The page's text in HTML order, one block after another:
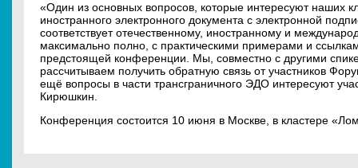
«Один из основных вопросов, которые интересуют наших
иностранного электронного документа с электронной
соответствует отечественному, иностранному и
максимально полно, с практическими примерами и
предстоящей конференции. Мы, совместно с другими
рассчитываем получить обратную связь от участников
ещё вопросы в части трансграничного ЭДО интересуют
Кирюшкин.
Конференция состоится 10 июня в Москве, в кластере